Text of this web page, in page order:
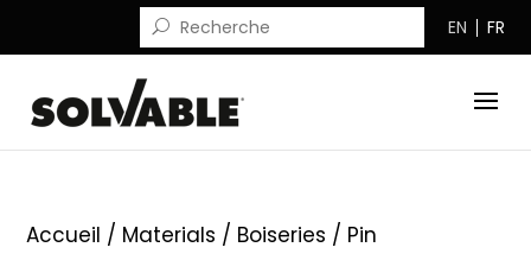
EN FR
Accueil / Materials / Boiseries / Pin